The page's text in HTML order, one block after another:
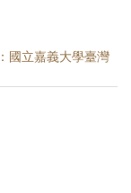
國立嘉義大學臺灣